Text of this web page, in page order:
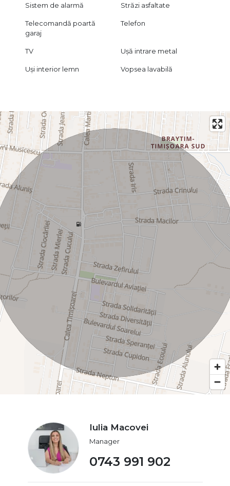
Sistem de alarmă Străzi asfaltate
Telecomandă poartă
garaj
Telefon
TV Ușă intrare metal
Uși interior lemn Vopsea lavabilă
Iulia Macovei
Manager
0743 991 902